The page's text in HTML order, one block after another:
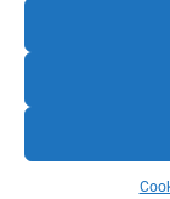
Direttore Sanitario:
Odontoiatria: Dott.